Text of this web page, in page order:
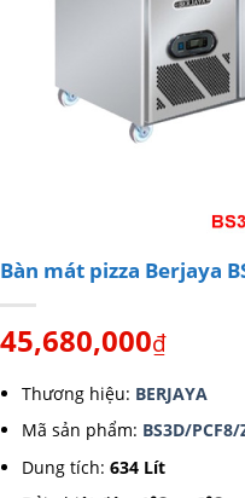
Bàn mát pizza Berjaya
45,680,000₫
Thương hiệu: BERJAYA
Mã sản phẩm: BS3D/PCF8/
Dung tích:634 Lít